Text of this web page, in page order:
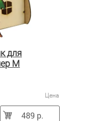
для
M
Цена
489 р.